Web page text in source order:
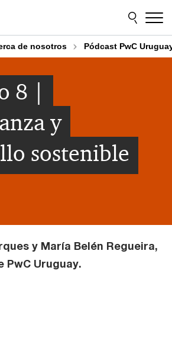
de nosotros Pódcast PwC
8 |
y
sostenible
y María Belén Regueira,
PwC Uruguay.